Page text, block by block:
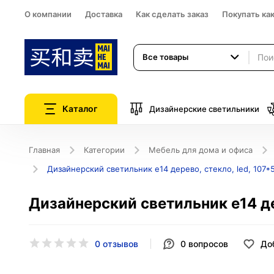
О компании Доставка Как сделать заказ Покупать
Все товары
Каталог Дизайнерские светильники
Главная Категории
Мебель для дома и офиса
Дизайнерский светильник e14 дерево, стекло, led,
Дизайнерский светильник e14
0 отзывов 0 вопросов